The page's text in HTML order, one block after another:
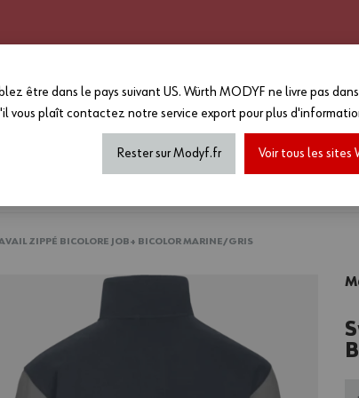
-15% sur le reste du
*Offre non cumulable
de marquage...) dans la
MAGASIN...
ZIPPÉ BICOLORE JOB+ BICOLOR MARINE/GRIS
être dans le pays suivant US. Würth MODYF ne livre pas
vous plaît contactez notre service export pour plus
Rester sur Modyf.fr Voir tous les sites